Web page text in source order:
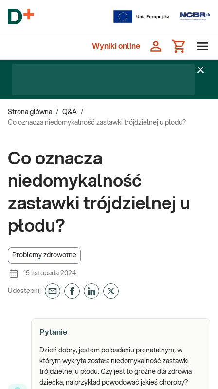
Wyniki online
Strona główna / Q&A /
Co oznacza niedomykalność zastawki trójdzielnej u płodu?
Co oznacza
niedomykalność
zastawki trójdzielnej u
płodu?
Problemy zdrowotne
15 listopada 2024
Udostępnij
Pytanie
Dzień dobry, jestem po badaniu prenatalnym, w
którym wykryta została niedomykalność zastawki
trójdzielnej u płodu. Czy jest to groźne dla zdrowia
dziecka, na przykład powodować jakieś choroby?